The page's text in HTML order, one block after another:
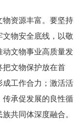
物资源丰富。要坚持
物安全底线，以敬
动文物事业高质量发
把文物保护放在首
成工作合力；激活活
传承促发展的良性循
共同体深度融合。